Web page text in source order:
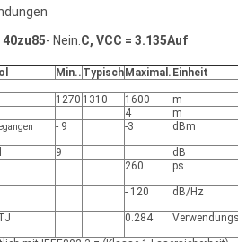
40zu85- Nein.C, VCC = 3.135Auf
Min.. Typisch Maximal . Einheit
1270 1310 1600
m
4
m
- 9 -3 dBm
9
dB
260 ps
- 120 dB/Hz
0.284